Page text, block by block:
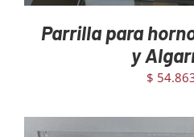
Parrilla para
y
$